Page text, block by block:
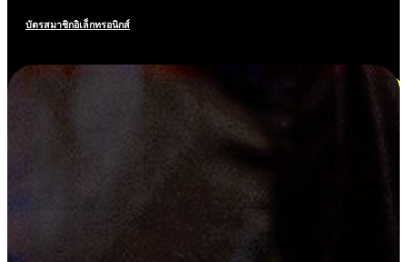
บัตรสมาชิกอิเล็กทรอนิกส์